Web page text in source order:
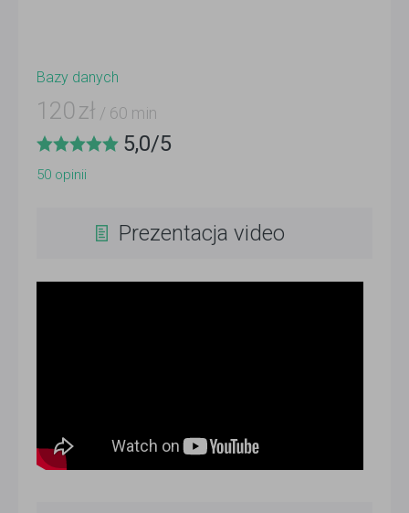
Bazy danych
120 zł / 60 min
5,0/5
50 opinii
Prezentacja video